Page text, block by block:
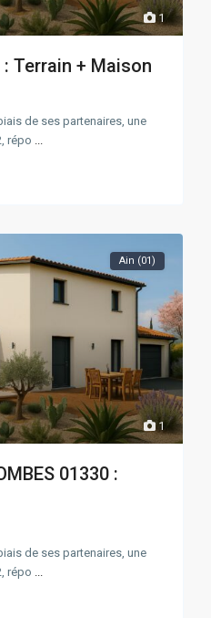
1
: Terrain + Maison
de ses partenaires, une
répo
1
Ain (01)
01330 :
de ses partenaires, une
répo